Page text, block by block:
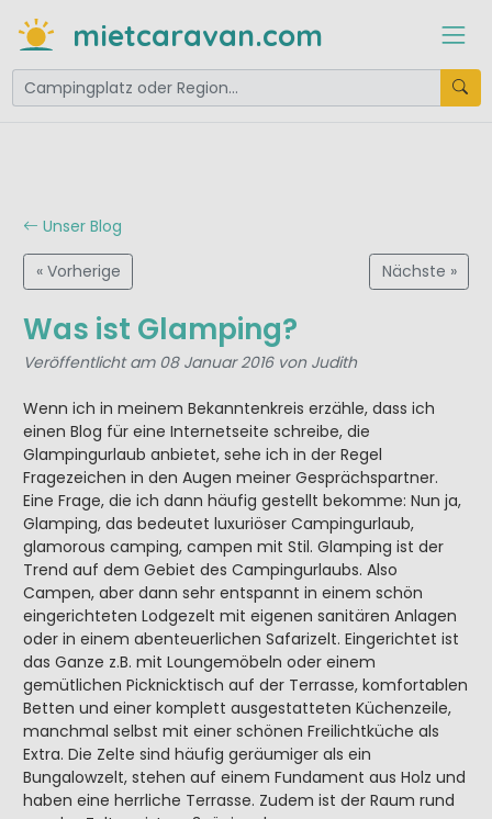
mietcaravan.com
Unser Blog
« Vorherige Nächste »
Was ist Glamping?
Veröffentlicht am 08 Januar 2016 von Judith
Wenn ich in meinem Bekanntenkreis erzähle, dass ich
einen Blog für eine Internetseite schreibe, die
Glampingurlaub anbietet, sehe ich in der Regel
Fragezeichen in den Augen meiner Gesprächspartner.
Eine Frage, die ich dann häufig gestellt bekomme: Nun ja,
Glamping, das bedeutet luxuriöser Campingurlaub,
glamorous camping, campen mit Stil. Glamping ist der
Trend auf dem Gebiet des Campingurlaubs. Also
Campen, aber dann sehr entspannt in einem schön
eingerichteten Lodgezelt mit eigenen sanitären Anlagen
oder in einem abenteuerlichen Safarizelt. Eingerichtet ist
das Ganze z.B. mit Loungemöbeln oder einem
gemütlichen Picknicktisch auf der Terrasse, komfortablen
Betten und einer komplett ausgestatteten Küchenzeile,
manchmal selbst mit einer schönen Freilichtküche als
Extra. Die Zelte sind häufig geräumiger als ein
Bungalowzelt, stehen auf einem Fundament aus Holz und
haben eine herrliche Terrasse. Zudem ist der Raum rund